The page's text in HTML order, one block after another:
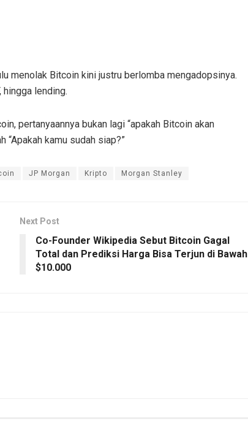
menolak Bitcoin kini justru berlomba mengadopsinya.
hingga lending.
pertanyaannya bukan lagi “apakah Bitcoin akan
“Apakah kamu sudah siap?”
JP Morgan Kripto Morgan Stanley
Next Post
Co-Founder Wikipedia Sebut Bitcoin Gagal
Total dan Prediksi Harga Bisa Terjun di Bawah
$10.000